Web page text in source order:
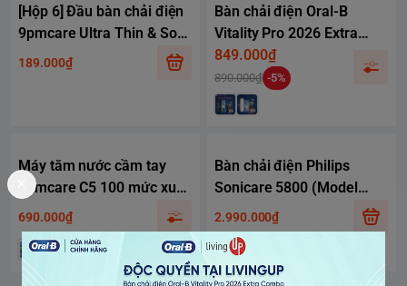
[Hộp 6] Đầu bàn chải điện
9pmcare Ultra Thin & Soft
tương thích Oral-B Vitality,
189.000₫
Bàn chải điện Oral-B
Vitality Pro 2026 Extra
White Combo, 3 chế độ
làm sạch, 5 đầu bàn chải
đi kèm
849.000₫
890.000₫ -5%
Máy tăm nước cầm tay
9pmcare C5 100 mức xung
nước, bình chứa nước
320ml
690.000₫
Bàn chải điện Philips
Sonicare 5800 (Model
2026) HX5861/01
2.990.000₫